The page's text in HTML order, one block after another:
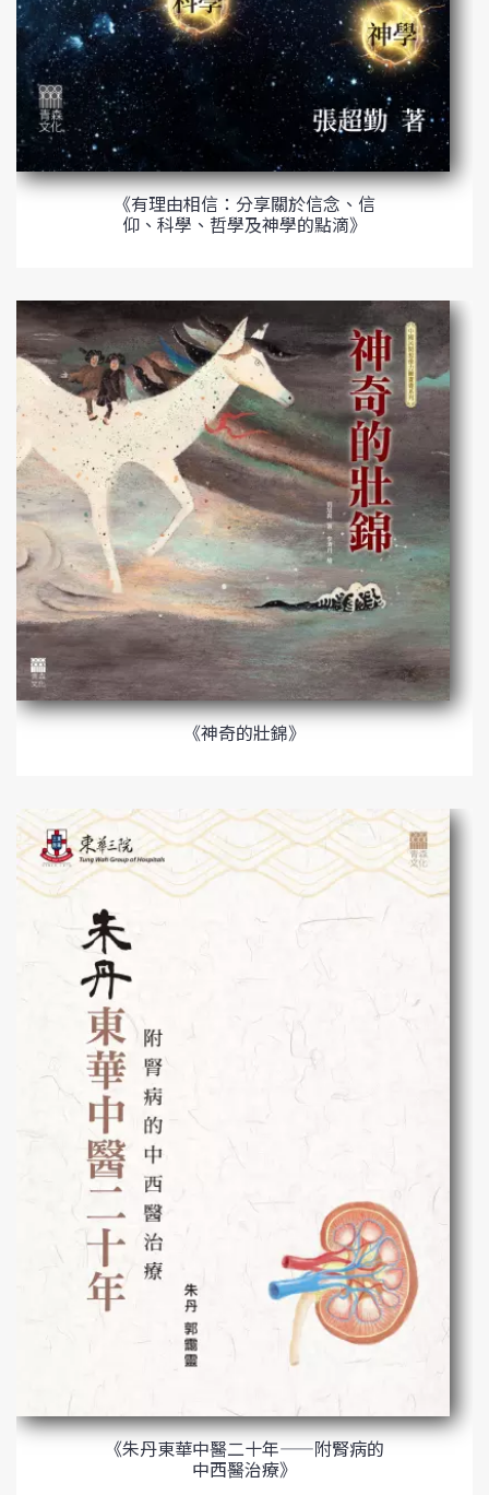
《有理由相信：分享關於信念、信
仰、科學、哲學及神學的點滴》
《神奇的壯錦》
《朱丹東華中醫二十年——附腎病的
中西醫治療》